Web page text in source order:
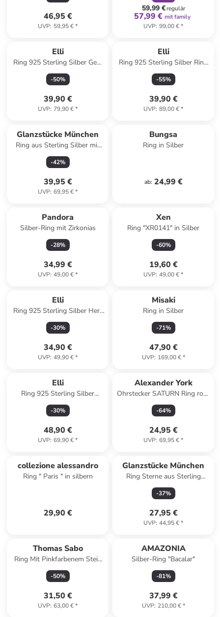
46,95 €
UVP: 59,95 €*
59,99 €regulär
57,99 € mit family
UVP: 99,00 €*
Elli
Ring 925 Sterling Silber Geo,
Plättchen in Silber
-50%
39,90 €
UVP: 79,90 €*
Elli
Ring 925 Sterling Silber Ring
Set in Silber
-55%
39,90 €
UVP: 89,00 €*
Glanzstücke München
Ring aus Sterling Silber mit
Zirkonia in silber
-42%
39,95 €
UVP: 69,95 €*
Bungsa
Ring in Silber
ab: 24,99 €
Pandora
Silber-Ring mit Zirkonias
-28%
34,99 €
UVP: 49,00 €*
Xen
Ring "XR0141" in Silber
-60%
19,60 €
UVP: 49,00 €*
Elli
Ring 925 Sterling Silber Herz
in Gold
-30%
34,90 €
UVP: 49,90 €*
Misaki
Ring in Silber
-71%
47,90 €
UVP: 169,00 €*
Elli
Ring 925 Sterling Silber
Blume, Herz, Ornament in
Silber
-30%
48,90 €
UVP: 69,90 €*
Alexander York
Ohrstecker SATURN Ring rosé
in 925 Sterling Silber, 2-tlg.
-64%
24,95 €
UVP: 69,95 €*
collezione alessandro
Ring " Paris " in silbern
29,90 €
Glanzstücke München
Ring Sterne aus Sterling
Silber mit Zirkonia in silber
-37%
27,95 €
UVP: 44,95 €*
Thomas Sabo
Ring Mit Pinkfarbenem Stein
In Herzform in silber, pink
-50%
31,50 €
UVP: 63,00 €*
AMAZONIA
Silber-Ring "Bacalar"
-81%
37,99 €
UVP: 210,00 €*